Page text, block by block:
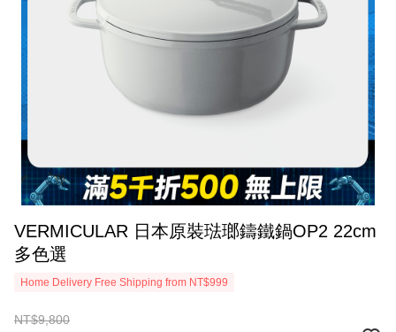
VERMICULAR 日本原裝琺瑯鑄鐵鍋OP2 22cm
多色選
Home Delivery Free Shipping from NT$999
NT$9,800